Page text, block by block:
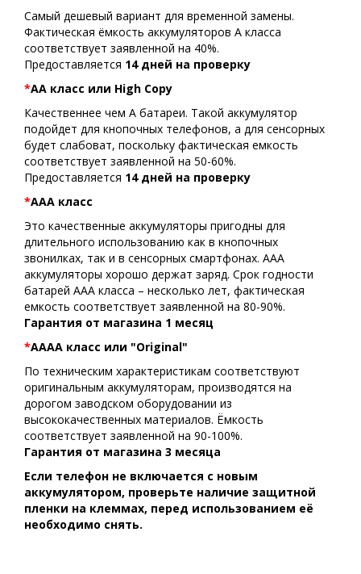
Самый дешевый вариант для временной замены.
Фактическая ёмкость аккумуляторов A класса
соответствует заявленной на 40%.
Предоставляется 14 дней на проверку
*АA класс или High Copy
Качественнее чем А батареи. Такой аккумулятор
подойдет для кнопочных телефонов, а для сенсорных
будет слабоват, поскольку фактическая емкость
соответствует заявленной на 50-60%.
Предоставляется 14 дней на проверку
*АAA класс
Это качественные аккумуляторы пригодны для
длительного использованию как в кнопочных
звонилках, так и в сенсорных смартфонах. ААА
аккумуляторы хорошо держат заряд. Срок годности
батарей ААА класса – несколько лет, фактическая
емкость соответствует заявленной на 80-90%.
Гарантия от магазина 1 месяц
*AAAA класс или "Original"
По техническим характеристикам соответствуют
оригинальным аккумуляторам, производятся на
дорогом заводском оборудовании из
высококачественных материалов. Ёмкость
соответствует заявленной на 90-100%.
Гарантия от магазина 3 месяца
Если телефон не включается с новым
аккумулятором, проверьте наличие защитной
пленки на клеммах, перед использованием её
необходимо снять.